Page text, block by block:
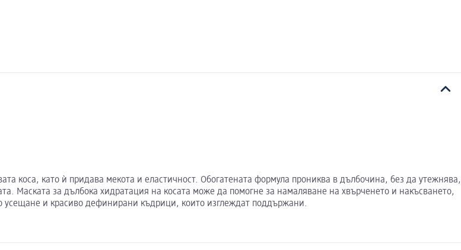
коса, като ѝ придава мекота и еластичност. Обогатената формула прониква в дълбочина, без да утежнява,
Маската за дълбока хидратация на косата може да помогне за намаляване на хвърченето и накъсването,
и красиво дефинирани къдрици, които изглеждат поддържани.